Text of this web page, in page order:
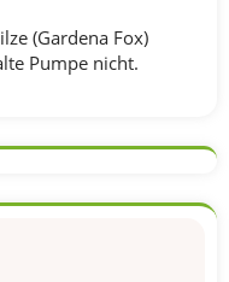
(Gardena Fox)
Pumpe nicht.